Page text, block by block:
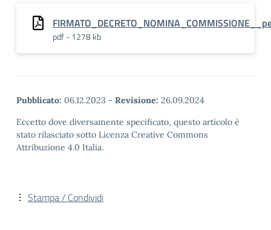
pdf - 1278 kb
Pubblicato: 06.12.2023 - Revisione: 26.09.2024
Eccetto dove diversamente specificato, questo articolo è
stato rilasciato sotto Licenza Creative Commons
Attribuzione 4.0 Italia.
Stampa / Condividi